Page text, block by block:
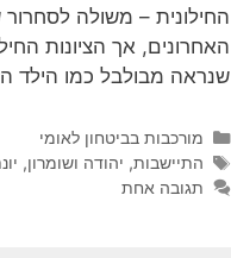
החילונית – משולה
האחרונים, אך הציונות
שנראה מבולבל כמו הילד
קטגוריות
מורכבות בביטחון לאומי
תגיות
התיישבות, יהודה ושומרון,
תגובה אחת